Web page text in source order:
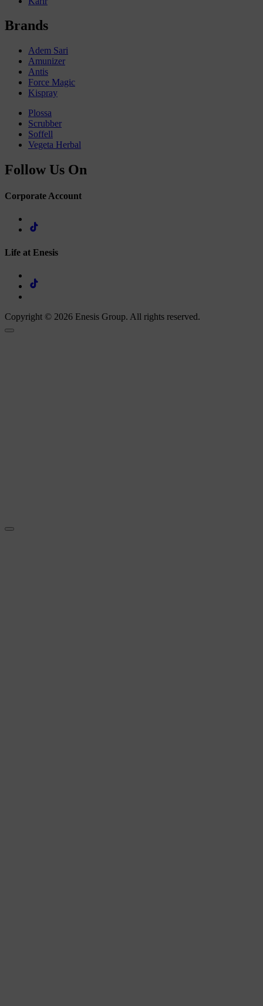
Brands
Adem Sari
Amunizer
Antis
Force Magic
Kispray
Plossa
Scrubber
Soffell
Vegeta Herbal
Follow Us On
Corporate Account
Life at Enesis
Copyright © 2026 Enesis Group. All rights reserved.